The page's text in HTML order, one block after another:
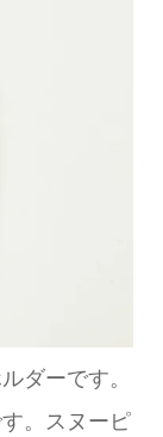
ダーです。
。スヌーピ